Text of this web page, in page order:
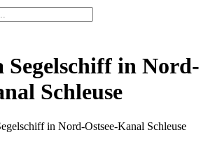
Segelschiff in Nord-
Schleuse
in Nord-Ostsee-Kanal Schleuse